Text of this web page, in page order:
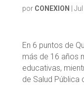
por CONEXION Jul
En 6 puntos de
más de 16 años
educativas,
de Salud Pública